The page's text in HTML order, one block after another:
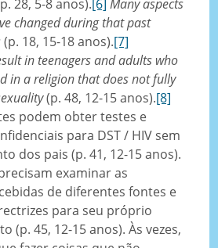
28, 5-8 anos).[6] Many aspects
changed during that past
(p. 18, 15-18 anos).[7]
in teenagers and adults who
in a religion that does not fully
(p. 48, 12-15 anos).[8]
podem obter testes e
para DST / HIV sem
dos pais (p. 41, 12-15 anos).
examinar as
de diferentes fontes e
para seu próprio
(p. 45, 12-15 anos). Às vezes,